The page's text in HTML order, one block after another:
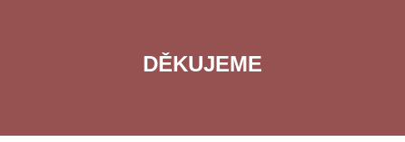
DĚKUJEME